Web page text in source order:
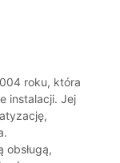
roku, która
instalacji. Jej
obsługą,